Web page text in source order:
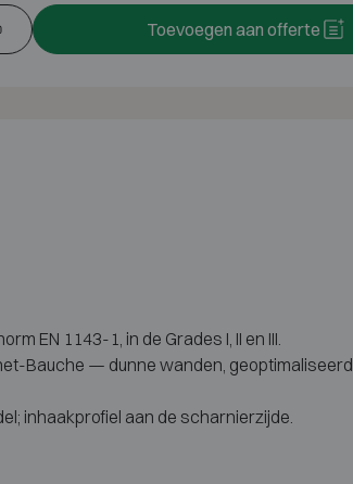
Toevoegen aan offerte
EN 1143-1, in de Grades I, II en III.
Bauche — dunne wanden, geoptimaliseerd
inhaakprofiel aan de scharnierzijde.